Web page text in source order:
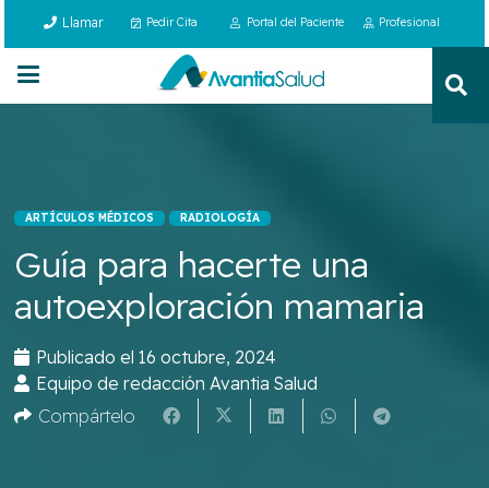
Llamar Pedir Cita Portal del Paciente Profesional
ARTÍCULOS MÉDICOS RADIOLOGÍA
Guía para hacerte una
autoexploración mamaria
Publicado el16 octubre, 2024
Equipo de redacción Avantia Salud
Compártelo